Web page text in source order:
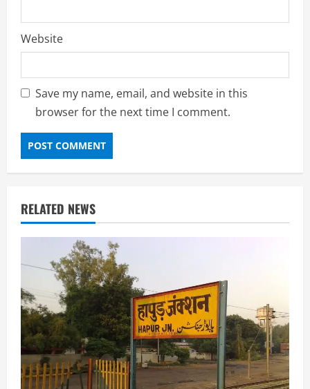
Website
Save my name, email, and website in this
browser for the next time I comment.
RELATED NEWS